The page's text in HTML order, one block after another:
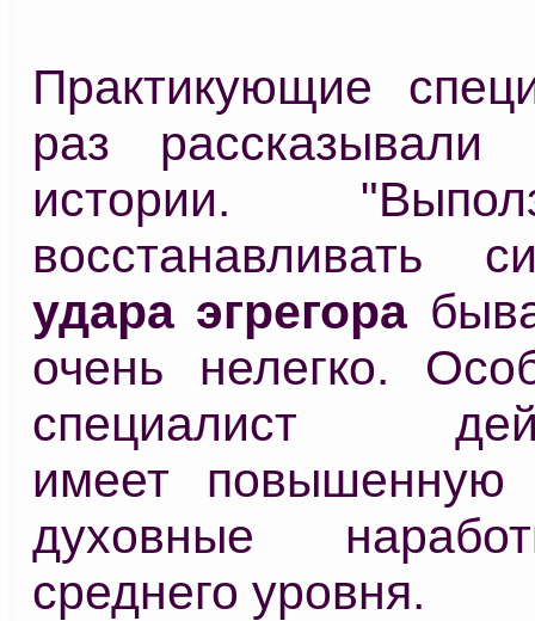
Практикующие
раз рассказывали
истории.
восстанавливать
удара эгрегора
очень нелегко.
специалист
имеет повышенную
духовные
среднего уровня.